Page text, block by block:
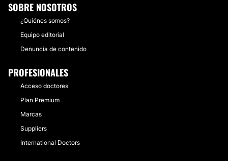
SOBRE NOSOTROS
¿Quiénes somos?
Equipo editorial
Denuncia de contenido
PROFESIONALES
Acceso doctores
Plan Premium
Marcas
Suppliers
International Doctors